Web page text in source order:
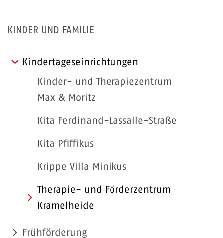
KINDER UND FAMILIE
Kindertageseinrichtungen
Kinder- und Therapiezentrum
Max & Moritz
Kita Ferdinand-Lassalle-Straße
Kita Pfiffikus
Krippe Villa Minikus
Therapie- und Förderzentrum
Kramelheide
Frühförderung